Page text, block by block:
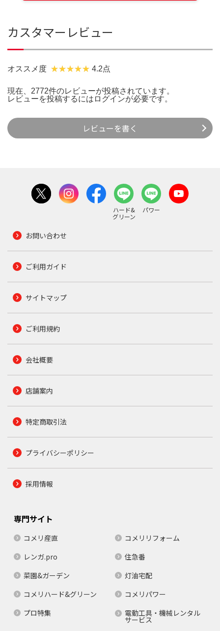
カスタマーレビュー
オススメ度 4.2点
現在、2772件のレビューが投稿されています。
レビューを投稿するには ログインが必要です。
レビューを書く
ハード&
グリーン
パワー
お問い合わせ
ご利用ガイド
サイトマップ
ご利用規約
会社概要
店舗案内
特定商取引法
プライバシーポリシー
採用情報
専門サイト
コメリ産直
コメリリフォーム
レンガ.pro
住急番
菜園&ガーデン
灯油宅配
コメリハード&グリーン
コメリパワー
プロ特集
電動工具・機械レンタル
サービス